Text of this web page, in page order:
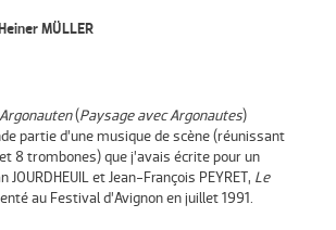
MÜLLER
(Paysage avec Argonautes)
partie d’une musique de scène (réunissant
8 trombones) que j’avais écrite pour un
JOURDHEUIL et Jean-François PEYRET, Le
au Festival d’Avignon en juillet 1991.